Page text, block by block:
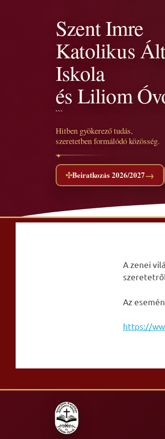
Szent Imre
Katolikus
Iskola
és Liliom
```
Hitben gyökerező tudás,
szeretetben formálódó közösség.
✣Beiratkozás 2026/2027→
A zenei
Az
https://